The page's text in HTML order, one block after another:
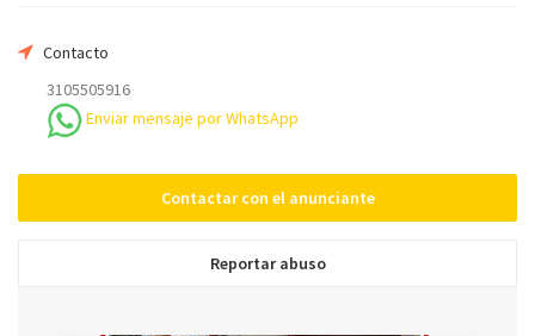
Contacto
3105505916
Enviar mensaje por WhatsApp
Contactar con el anunciante
Reportar abuso
Mensaje